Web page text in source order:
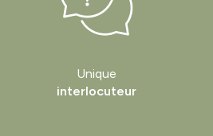
Unique
interlocuteur